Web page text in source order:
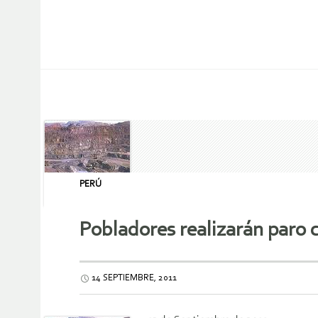
PERÚ
Pobladores realizarán paro
14 SEPTIEMBRE, 2011